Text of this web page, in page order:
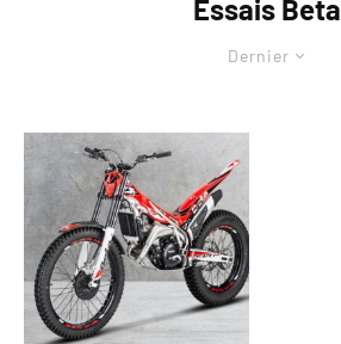
Essais Beta
Dernier